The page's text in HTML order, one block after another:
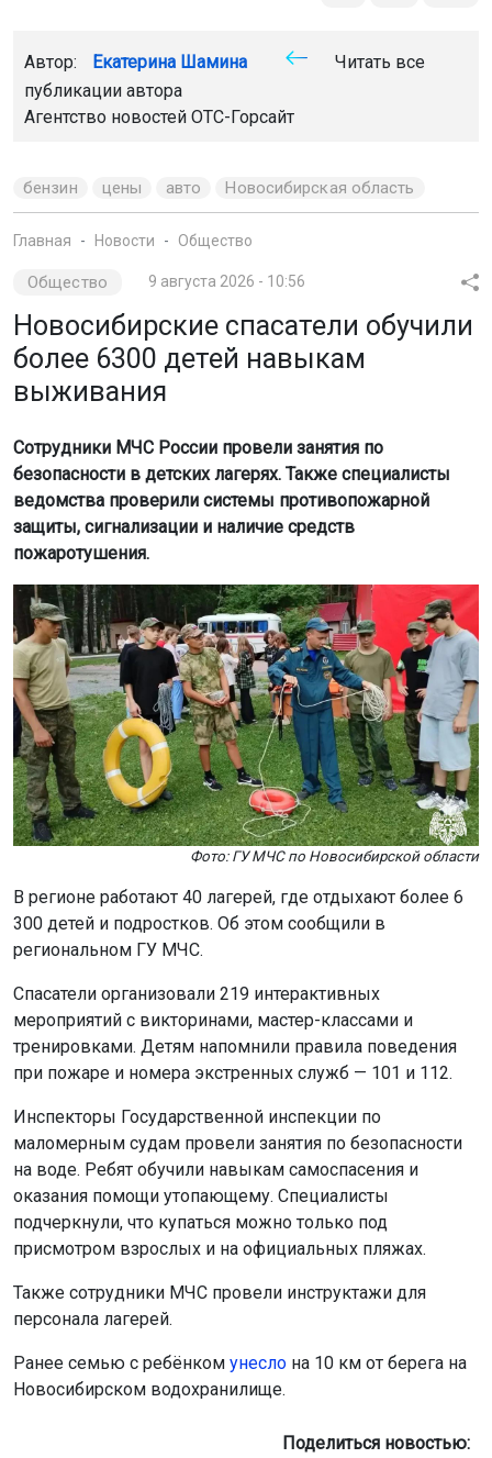
Автор: Екатерина Шамина
Читать все
публикации автора
Агентство новостей ОТС-Горсайт
бензин цены авто Новосибирская область
Главная Новости Общество
Общество 9 августа 2026 - 10:56
Новосибирские спасатели обучили
более 6300 детей навыкам
выживания
Сотрудники МЧС России провели занятия по
безопасности в детских лагерях. Также специалисты
ведомства проверили системы противопожарной
защиты, сигнализации и наличие средств
пожаротушения.
Фото: ГУ МЧС по Новосибирской области
В регионе работают 40 лагерей, где отдыхают более 6
300 детей и подростков. Об этом сообщили в
региональном ГУ МЧС.
Спасатели организовали 219 интерактивных
мероприятий с викторинами, мастер-классами и
тренировками. Детям напомнили правила поведения
при пожаре и номера экстренных служб — 101 и 112.
Инспекторы Государственной инспекции по
маломерным судам провели занятия по безопасности
на воде. Ребят обучили навыкам самоспасения и
оказания помощи утопающему. Специалисты
подчеркнули, что купаться можно только под
присмотром взрослых и на официальных пляжах.
Также сотрудники МЧС провели инструктажи для
персонала лагерей.
Ранее семью с ребёнком унесло на 10 км от берега на
Новосибирском водохранилище.
Поделиться новостью: